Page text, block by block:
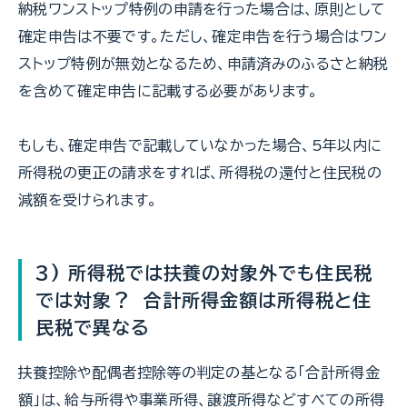
納税ワンストップ特例の申請を行った場合は、原則として
確定申告は不要です。ただし、確定申告を行う場合はワン
ストップ特例が無効となるため、申請済みのふるさと納税
を含めて確定申告に記載する必要があります。
もしも、確定申告で記載していなかった場合、5年以内に
所得税の更正の請求をすれば、所得税の還付と住民税の
減額を受けられます。
3) 所得税では扶養の対象外でも住民税
では対象？ 合計所得金額は所得税と住
民税で異なる
扶養控除や配偶者控除等の判定の基となる「合計所得金
額」は、給与所得や事業所得、譲渡所得などすべての所得